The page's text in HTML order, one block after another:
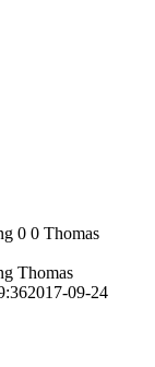
0 0 Thomas
Thomas
2017-09-24